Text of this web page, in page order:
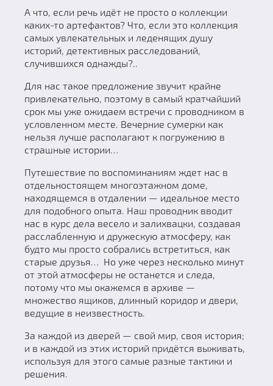
А что, если речь идёт не просто о коллекции
каких-то артефактов? Что, если это коллекция
самых увлекательных и леденящих душу
историй, детективных расследований,
случившихся однажды?..
Для нас такое предложение звучит крайне
привлекательно, поэтому в самый кратчайший
срок мы уже ожидаем встречи с проводником в
условленном месте. Вечерние сумерки как
нельзя лучше располагают к погружению в
страшные истории…
Путешествие по воспоминаниям ждет нас в
отдельностоящем многоэтажном доме,
находящемся в отдалении — идеальное место
для подобного опыта. Наш проводник вводит
нас в курс дела весело и залихвацки, создавая
расслабленную и дружескую атмосферу, как
будто мы просто собрались встретиться, как
старые друзья… Но уже через несколько минут
от этой атмосферы не останется и следа,
потому что мы окажемся в архиве —
множество ящиков, длинный коридор и двери,
ведущие в неизвестность.
За каждой из дверей — свой мир, своя история;
и в каждой из этих историй придётся выживать,
используя для этого самые разные тактики и
решения.